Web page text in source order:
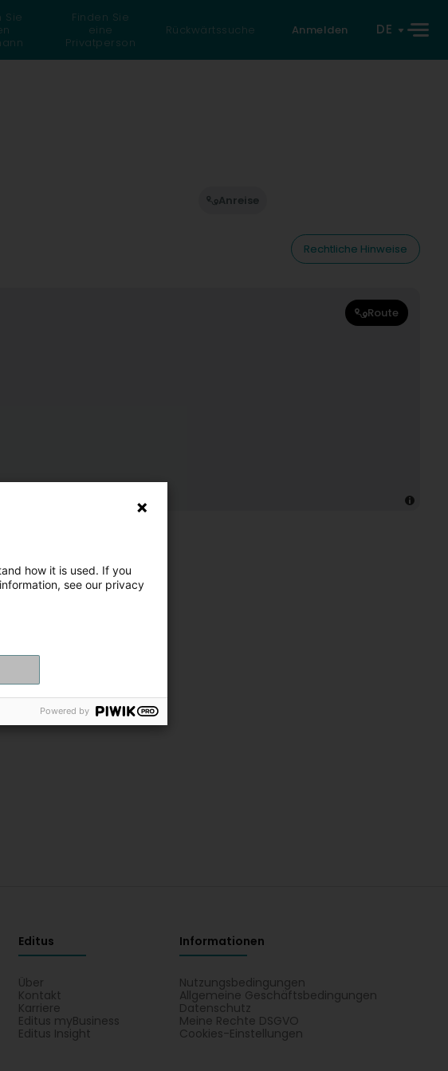
Sie
Finden Sie
eine
Privatperson
Rückwärtssuche Anmelden DE
Anreise
Rechtliche Hinweise
Route
Editus
Über
Kontakt
Karriere
Editus myBusiness
Editus Insight
Informationen
Nutzungsbedingungen
Allgemeine Geschäftsbedingungen
Datenschutz
Meine Rechte DSGVO
Cookies-Einstellungen
how it is used. If you
see our privacy
Powered by